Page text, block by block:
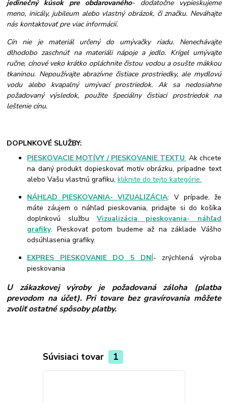
jedinečný kúsok pre obdarovaného- dodatočne vypieskujeme
meno, inicály, jubileum alebo vlastný obrázok, či značku. Neváhajte
nás kontaktovať pre viac informácií.
Cín nie je materiál určený do umývačky riadu. Nenechávajte
dlhodobo zaschnúť na materiáli nápoje a jedlo. Krígel umývajte
ručne, cínové veko krátko opláchnite čistou vodou a osušte mäkkou
tkaninou. Nepoužívajte abrazívne čistiace prostriedky, ale mydlovú
vodu alebo kvapalný umývací prostriedok. Ak sa nedosiahne
požadovaný výsledok, použite špeciálny čistiaci prostriedok na
leštenie cínu.
DOPLNKOVÉ SLUŽBY:
PIESKOVACIE MOTÍVY / PIESKOVANIE TEXTU: Ak chcete
na daný produkt dopieskovať motív obrázku, prípadne text
alebo Vašu vlastnú grafiku,kliknite do tejto kategórie.
NÁHĽAD PIESKOVANIA- VIZUALIZÁCIA: V prípade, že
máte záujem o náhľad pieskovania, pridajte si do košíka
doplnkovú službuVizualizácia pieskovania- náhľad
grafiky. Pieskovať potom budeme až na základe Vášho
odsúhlasenia grafiky.
EXPRES PIESKOVANIE DO 5 DNÍ- zrýchlená výroba
pieskovania
U zákazkovej výroby je požadovaná záloha (platba
prevodom na účet). Pri tovare bez gravírovania môžete
zvoliť ostatné spôsoby platby.
Súvisiaci tovar 1